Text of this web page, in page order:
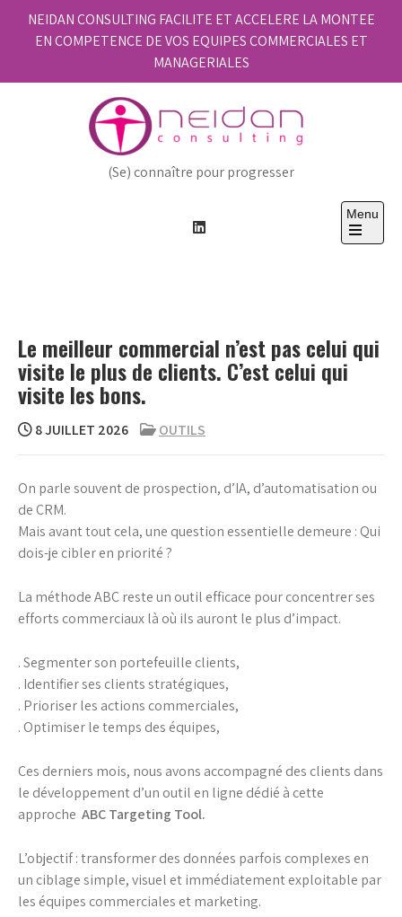
NEIDAN CONSULTING FACILITE ET ACCELERE LA MONTEE
EN COMPETENCE DE VOS EQUIPES COMMERCIALES ET
MANAGERIALES
(Se) connaître pour progresser
Menu
Open
Le meilleur commercial n’est pas celui qui
visite le plus de clients. C’est celui qui
visite les bons.
8 JUILLET 2026 OUTILS
On parle souvent de prospection, d’IA, d’automatisation ou
de CRM.
Mais avant tout cela, une question essentielle demeure : Qui
dois-je cibler en priorité ?
La méthode ABC reste un outil efficace pour concentrer ses
efforts commerciaux là où ils auront le plus d’impact.
. Segmenter son portefeuille clients,
. Identifier ses clients stratégiques,
. Prioriser les actions commerciales,
. Optimiser le temps des équipes,
Ces derniers mois, nous avons accompagné des clients dans
le développement d’un outil en ligne dédié à cette
approche ABC Targeting Tool.
L’objectif : transformer des données parfois complexes en
un ciblage simple, visuel et immédiatement exploitable par
les équipes commerciales et marketing.